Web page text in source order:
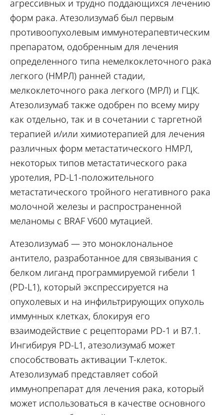
агрессивных и трудно поддающихся лечению
форм рака. Атезолизумаб был первым
противоопухолевым иммунотерапевтическим
препаратом, одобренным для лечения
определенного типа немелкоклеточного рака
легкого (НМРЛ) ранней стадии,
мелкоклеточного рака легкого (МРЛ) и ГЦК.
Атезолизумаб также одобрен по всему миру
как отдельно, так и в сочетании с таргетной
терапией и/или химиотерапией для лечения
различных форм метастатического НМРЛ,
некоторых типов метастатического рака
уротелия, PD-L1-положительного
метастатического тройного негативного рака
молочной железы и распространенной
меланомы с BRAF V600 мутацией.
Атезолизумаб — это моноклональное
антитело, разработанное для связывания с
белком лиганд программируемой гибели 1
(PD-L1), который экспрессируется на
опухолевых и на инфильтрирующих опухоль
иммунных клетках, блокируя его
взаимодействие с рецепторами PD-1 и B7.1.
Ингибируя PD-L1, атезолизумаб может
способствовать активации Т-клеток.
Атезолизумаб представляет собой
иммунопрепарат для лечения рака, который
может использоваться в качестве основного